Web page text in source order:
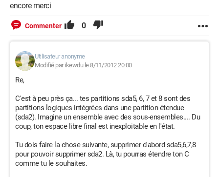
encore merci
Commenter 0
Utilisateur anonyme
Modifié par ikewdu le 8/11/2012 20:00
Re,
C'est à peu près ça... tes partitions sda5, 6, 7 et 8 sont des
partitions logiques intégrées dans une partition étendue
(sda2). Imagine un ensemble avec des sous-ensembles.... Du
coup, ton espace libre final est inexploitable en l'état.
Tu dois faire la chose suivante, supprimer d'abord sda5,6,7,8
pour pouvoir supprimer sda2. Là, tu pourras étendre ton C
comme tu le souhaites.